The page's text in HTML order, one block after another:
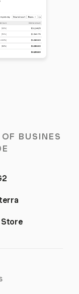
BUSINES
Store